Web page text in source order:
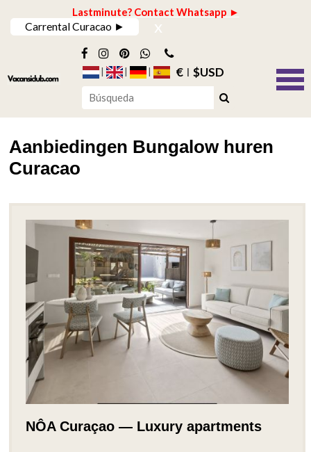
Lastminute? Contact Whatsapp ►
Carrental Curacao ► x
€ $USD
Aanbiedingen Bungalow huren
Curacao
NÔA Curaçao — Luxury apartments